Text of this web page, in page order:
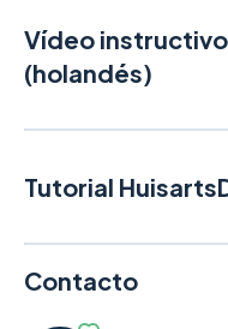
Vídeo
(holandés)
Tutorial
Contacto